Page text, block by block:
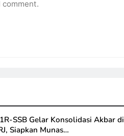
SSB Gelar Konsolidasi Akbar di
Siapkan Munas…